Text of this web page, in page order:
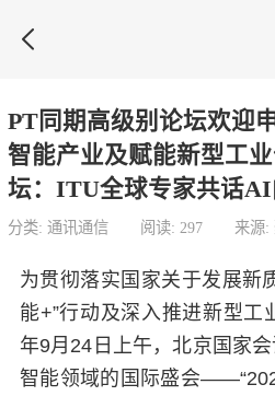

PT同期高级别论坛欢迎
智能产业及赋能新型工
坛：ITU全球专家共话
分类: 通讯通信 阅读: 297 来源:
为贯彻落实国家关于发展新
能+”行动及深入推进新型工
年9月24日上午，北京国家
智能领域的国际盛会